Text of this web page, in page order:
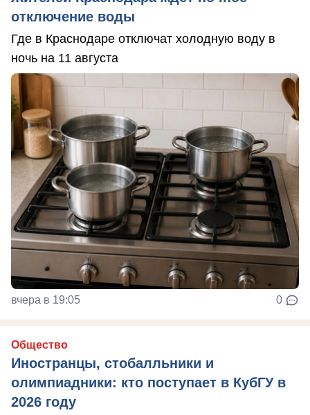
отключение воды
Где в Краснодаре отключат холодную воду в
ночь на 11 августа
вчера в 19:05 0
Общество
Иностранцы, стобалльники и
олимпиадники: кто поступает в КубГУ в
2026 году